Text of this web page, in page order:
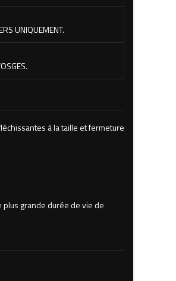
UNIQUEMENT.
à la taille et fermeture
grande durée de vie de